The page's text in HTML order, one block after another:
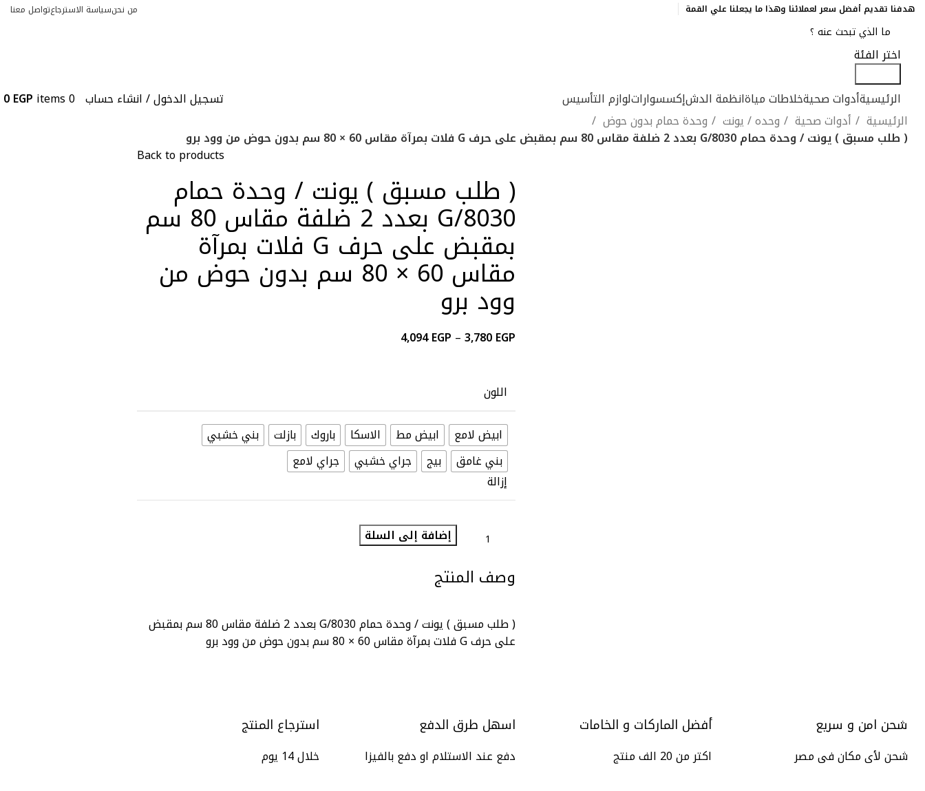
هدفنا تقديم أفضل سعر لعملائنا وهذا ما يجعلنا علي القمة من نحنسياسة الاسترجاعتواصل معنا
اختر الفئة
الرئيسيةأدوات صحيةخلاطات مياةانظمة الدشإكسسواراتلوازم التأسيس تسجيل الدخول / انشاء حساب 0
items
0EGP
الرئيسية
أدوات صحية وحده / يونت
وحدة حمام بدون حوض
( طلب مسبق ) يونت / وحدة حمام G/8030 بعدد 2 ضلفة مقاس 80 سم بمقبض على حرف G فلات بمرآة مقاس 60 × 80 سم بدون حوض من وود برو
Back to products
( طلب مسبق ) يونت / وحدة حمام
G/8030 بعدد 2 ضلفة مقاس 80 سم
بمقبض على حرف G فلات بمرآة
مقاس 60 × 80 سم بدون حوض من
وود برو
3,780EGP
–
4,094EGP
اللون
ابيض لامع
ابيض مط الاسكا باروك بازلت
بني خشبي
بني غامق
بيج جراي خشبي
جراي لامع
إزالة
إضافة إلى السلة
وصف المنتج
( طلب مسبق ) يونت / وحدة حمام G/8030 بعدد 2 ضلفة مقاس 80 سم بمقبض
على حرف G فلات بمرآة مقاس 60 × 80 سم بدون حوض من وود برو
شحن امن و سريع
شحن لأى مكان فى مصر
أفضل الماركات و الخامات
اكتر من 20 الف منتج
اسهل طرق الدفع
دفع عند الاستلام او دفع بالفيزا
استرجاع المنتج
خلال 14 يوم